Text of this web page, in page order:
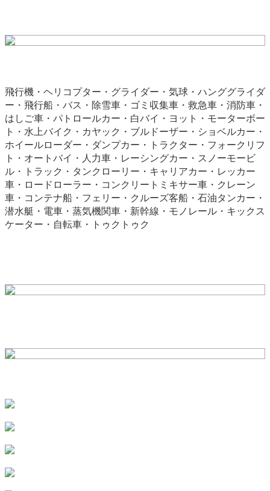
飛行機・ヘリコプター・グライダー・気球・ハンググライダ
ー・飛行船・バス・除雪車・ゴミ収集車・救急車・消防車・
はしご車・パトロールカー・白バイ・ヨット・モーターボー
ト・水上バイク・カヤック・ブルドーザー・ショベルカー・
ホイールローダー・ダンプカー・トラクター・フォークリフ
ト・オートバイ・人力車・レーシングカー・スノーモービ
ル・トラック・タンクローリー・キャリアカー・レッカー
車・ロードローラー・コンクリートミキサー車・クレーン
車・コンテナ船・フェリー・クルーズ客船・石油タンカー・
潜水艇・電車・蒸気機関車・新幹線・モノレール・キックス
ケーター・自転車・トゥクトゥク